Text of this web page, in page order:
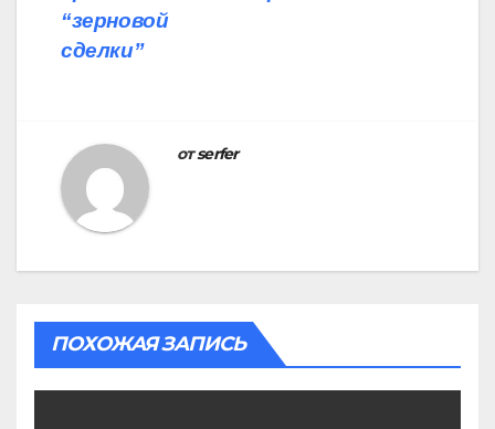
“зерновой
сделки”
отserfer
ПОХОЖАЯ ЗАПИСЬ